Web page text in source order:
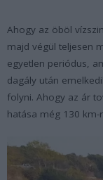
Ahogy az öböl
majd végül teljesen
egyetlen periódus,
dagály után
folyni. Ahogy az ár
hatása még 130